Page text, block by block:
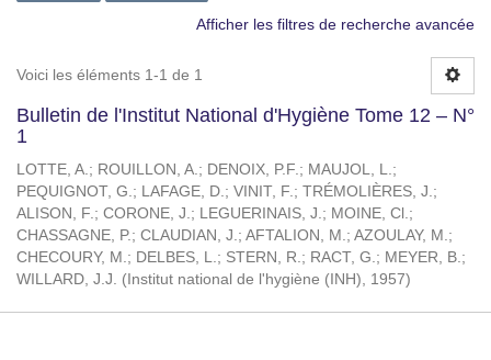
Afficher les filtres de recherche avancée
Voici les éléments 1-1 de 1
Bulletin de l'Institut National d'Hygiène Tome 12 – N°
1
LOTTE, A.; ROUILLON, A.; DENOIX, P.F.; MAUJOL, L.;
PEQUIGNOT, G.; LAFAGE, D.; VINIT, F.; TRÉMOLIÈRES, J.;
ALISON, F.; CORONE, J.; LEGUERINAIS, J.; MOINE, Cl.;
CHASSAGNE, P.; CLAUDIAN, J.; AFTALION, M.; AZOULAY, M.;
CHECOURY, M.; DELBES, L.; STERN, R.; RACT, G.; MEYER, B.;
WILLARD, J.J. ( Institut national de l'hygiène (INH), 1957)